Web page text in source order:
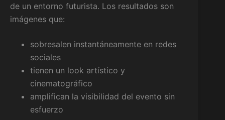
de un entorno futurista. Los resultados son
imágenes que:
sobresalen instantáneamente en redes
sociales
tienen un look artístico y
cinematográfico
amplifican la visibilidad del evento sin
esfuerzo